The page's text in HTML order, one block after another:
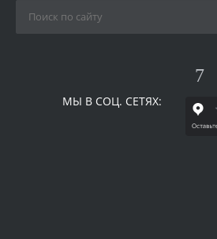
МЫ В СОЦ. СЕТЯХ: